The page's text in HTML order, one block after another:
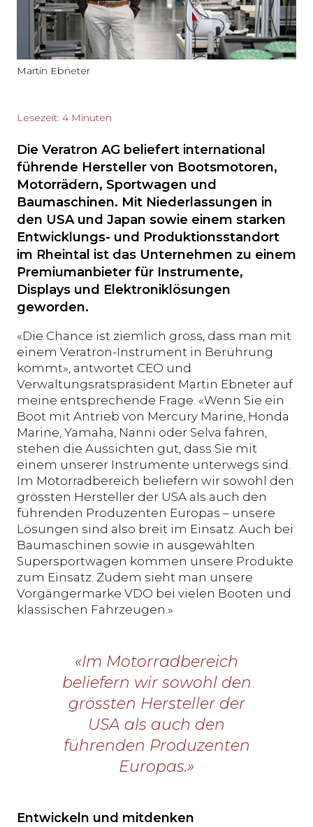
Martin Ebneter
Lesezeit: 4 Minuten
Die Veratron AG beliefert international
führende Hersteller von Bootsmotoren,
Motorrädern, Sportwagen und
Baumaschinen. Mit Niederlassungen in
den USA und Japan sowie einem starken
Entwicklungs- und Produktionsstandort
im Rheintal ist das Unternehmen zu einem
Premiumanbieter für Instrumente,
Displays und Elektroniklösungen
geworden.
«Die Chance ist ziemlich gross, dass man mit
einem Veratron-Instrument in Berührung
kommt», antwortet CEO und
Verwaltungsratspräsident Martin Ebneter auf
meine entsprechende Frage. «Wenn Sie ein
Boot mit Antrieb von Mercury Marine, Honda
Marine, Yamaha, Nanni oder Selva fahren,
stehen die Aussichten gut, dass Sie mit
einem unserer Instrumente unterwegs sind.
Im Motorradbereich beliefern wir sowohl den
grössten Hersteller der USA als auch den
führenden Produzenten Europas – unsere
Lösungen sind also breit im Einsatz. Auch bei
Baumaschinen sowie in ausgewählten
Supersportwagen kommen unsere Produkte
zum Einsatz. Zudem sieht man unsere
Vorgängermarke VDO bei vielen Booten und
klassischen Fahrzeugen.»
«Im Motorradbereich
beliefern wir sowohl den
grössten Hersteller der
USA als auch den
führenden Produzenten
Europas.»
Entwickeln und mitdenken